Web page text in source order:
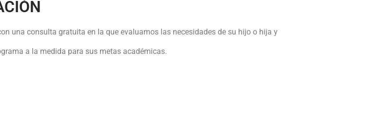
una consulta gratuita en la que evaluamos las necesidades de su hijo o hija y
a la medida para sus metas académicas.